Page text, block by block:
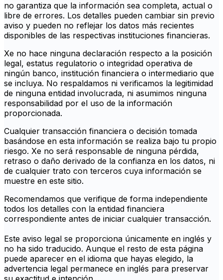
no garantiza que la información sea completa, actual o
libre de errores. Los detalles pueden cambiar sin previo
aviso y pueden no reflejar los datos más recientes
disponibles de las respectivas instituciones financieras.
Xe no hace ninguna declaración respecto a la posición
legal, estatus regulatorio o integridad operativa de
ningún banco, institución financiera o intermediario que
se incluya. No respaldamos ni verificamos la legitimidad
de ninguna entidad involucrada, ni asumimos ninguna
responsabilidad por el uso de la información
proporcionada.
Cualquier transacción financiera o decisión tomada
basándose en esta información se realiza bajo tu propio
riesgo. Xe no será responsable de ninguna pérdida,
retraso o daño derivado de la confianza en los datos, ni
de cualquier trato con terceros cuya información se
muestre en este sitio.
Recomendamos que verifique de forma independiente
todos los detalles con la entidad financiera
correspondiente antes de iniciar cualquier transacción.
Este aviso legal se proporciona únicamente en inglés y
no ha sido traducido. Aunque el resto de esta página
puede aparecer en el idioma que hayas elegido, la
advertencia legal permanece en inglés para preservar